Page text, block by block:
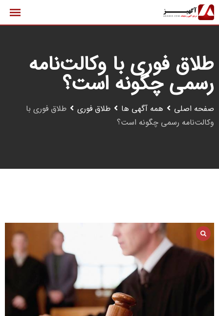
پرش
به
طلاق فوری با وکالت‌نامه
رسمی چگونه است؟
صفحه اصلی همه آگهی ها طلاق فوری
طلاق فوری با
وکالت‌نامه رسمی چگونه است؟